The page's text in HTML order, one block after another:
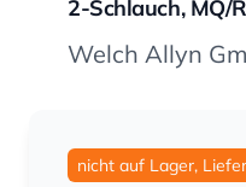
2-Schlauch, MQ/
Welch Allyn
nicht auf Lager,